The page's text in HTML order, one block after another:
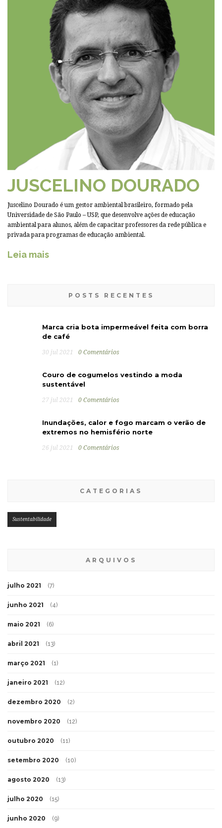
JUSCELINO DOURADO
Juscelino Dourado é um gestor ambiental brasileiro, formado pela
Universidade de São Paulo – USP, que desenvolve ações de educação
ambiental para alunos, além de capacitar professores da rede pública e
privada para programas de educação ambiental.
Leia mais
POSTS RECENTES
Marca cria bota impermeável feita com borra
de café
30 jul 2021 0 Comentários
Couro de cogumelos vestindo a moda
sustentável
27 jul 2021 0 Comentários
Inundações, calor e fogo marcam o verão de
extremos no hemisfério norte
26 jul 2021 0 Comentários
CATEGORIAS
Sustentabilidade
ARQUIVOS
julho 2021 (7)
junho 2021 (4)
maio 2021 (6)
abril 2021 (13)
março 2021 (1)
janeiro 2021 (12)
dezembro 2020 (2)
novembro 2020 (12)
outubro 2020 (11)
setembro 2020 (10)
agosto 2020 (13)
julho 2020 (15)
junho 2020 (9)